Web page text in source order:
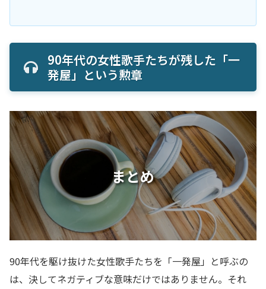
90年代の女性歌手たちが残した「一
発屋」という勲章
まとめ
90年代を駆け抜けた女性歌手たちを「一発屋」と呼ぶの
は、決してネガティブな意味だけではありません。それ